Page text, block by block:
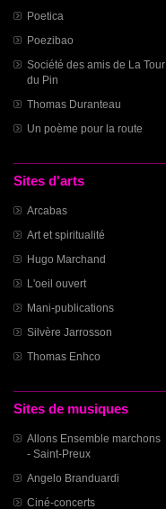
Poetica
Poezibao
Société des amis de La Tour
du Pin
Thomas Duranteau
Un poème pour la route
Sites d'arts
Arcabas
Art et spiritualité
Hugo Marchand
L'oeil ouvert
Mani-publications
Silvère Jarrosson
Thomas Enhco
Sites de musiques
Allons Ensemble marchons
- Saint-Preux
Angelo Branduardi
Ciné-concerts